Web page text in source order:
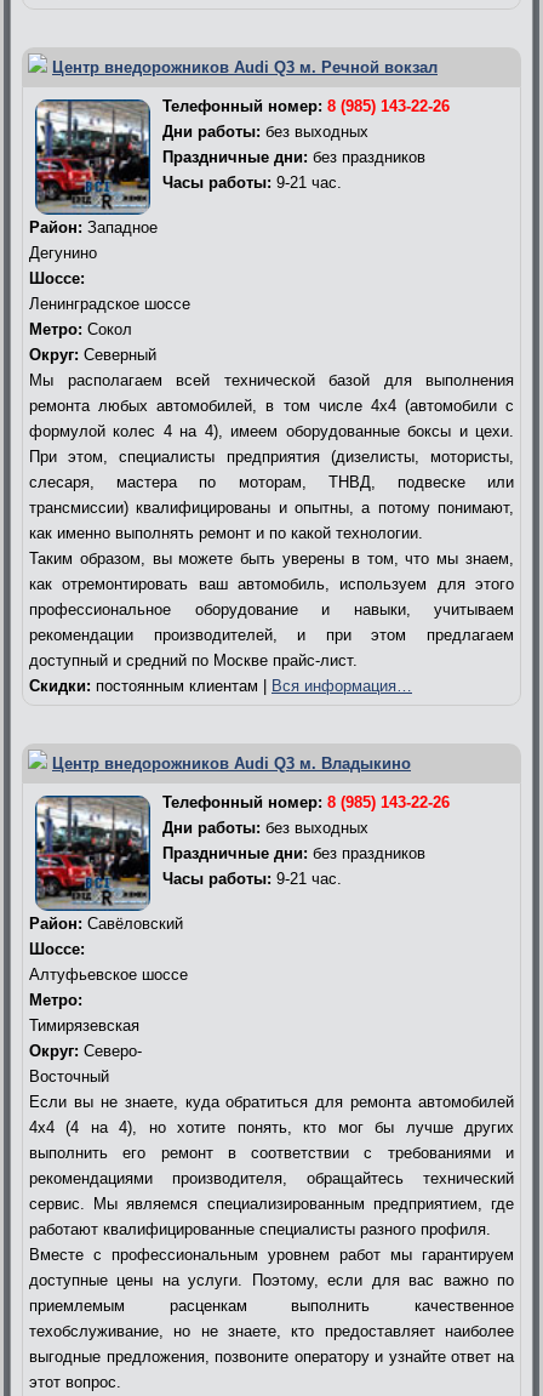
Центр внедорожников Audi Q3 м. Речной вокзал
Телефонный номер: 8 (985) 143-22-26
Дни работы: без выходных
Праздничные дни: без праздников
Часы работы: 9-21 час.
Район: Западное
Дегунино
Шоссе:
Ленинградское шоссе
Метро: Сокол
Округ: Северный
Мы располагаем всей технической базой для выполнения
ремонта любых автомобилей, в том числе 4х4 (автомобили с
формулой колес 4 на 4), имеем оборудованные боксы и цехи.
При этом, специалисты предприятия (дизелисты, мотористы,
слесаря, мастера по моторам, ТНВД, подвеске или
трансмиссии) квалифицированы и опытны, а потому понимают,
как именно выполнять ремонт и по какой технологии.
Таким образом, вы можете быть уверены в том, что мы знаем,
как отремонтировать ваш автомобиль, используем для этого
профессиональное оборудование и навыки, учитываем
рекомендации производителей, и при этом предлагаем
доступный и средний по Москве прайс-лист.
Скидки: постоянным клиентам | Вся информация…
Центр внедорожников Audi Q3 м. Владыкино
Телефонный номер: 8 (985) 143-22-26
Дни работы: без выходных
Праздничные дни: без праздников
Часы работы: 9-21 час.
Район: Савёловский
Шоссе:
Алтуфьевское шоссе
Метро:
Тимирязевская
Округ: Северо-
Восточный
Если вы не знаете, куда обратиться для ремонта автомобилей
4х4 (4 на 4), но хотите понять, кто мог бы лучше других
выполнить его ремонт в соответствии с требованиями и
рекомендациями производителя, обращайтесь технический
сервис. Мы являемся специализированным предприятием, где
работают квалифицированные специалисты разного профиля.
Вместе с профессиональным уровнем работ мы гарантируем
доступные цены на услуги. Поэтому, если для вас важно по
приемлемым расценкам выполнить качественное
техобслуживание, но не знаете, кто предоставляет наиболее
выгодные предложения, позвоните оператору и узнайте ответ на
этот вопрос.